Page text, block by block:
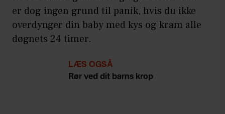
er dog ingen grund til panik, hvis du ikke
overdynger din baby med kys og kram alle
døgnets 24 timer.
LÆS OGSÅ
Rør ved dit barns krop